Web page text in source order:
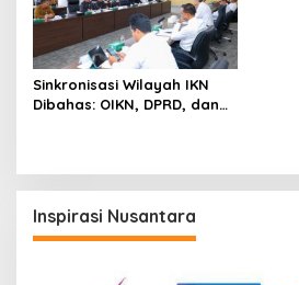
Sinkronisasi Wilayah IKN
Dibahas: OIKN, DPRD, dan
Inspirasi Nusantara